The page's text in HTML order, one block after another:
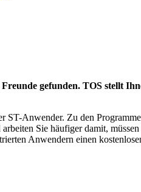
gefunden. TOS stellt
Anwender. Zu den
Sie häufiger damit,
Anwendern einen